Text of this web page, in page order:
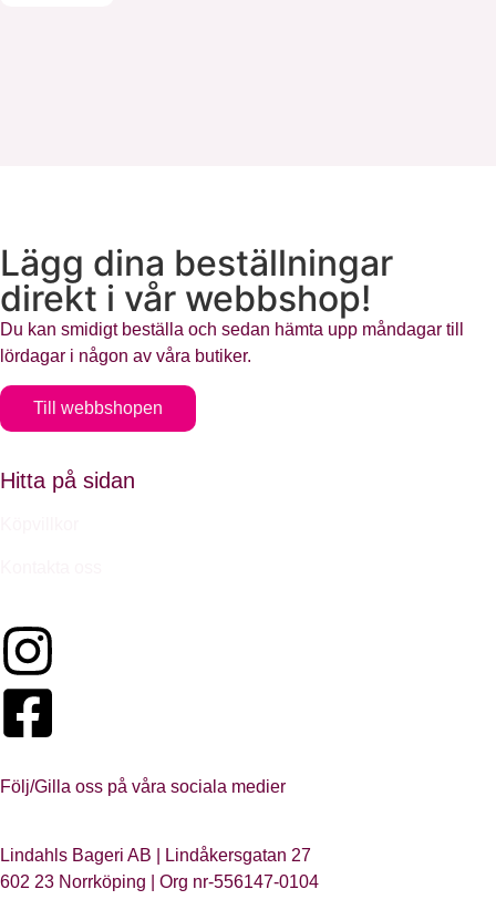
Lägg dina beställningar
direkt i vår webbshop!
Du kan smidigt beställa och sedan hämta upp måndagar till
lördagar i någon av våra butiker.
Till webbshopen
Hitta på sidan
Följ/Gilla oss på våra sociala medier
Lindahls Bageri AB | Lindåkersgatan 27
602 23 Norrköping | Org nr-556147-0104